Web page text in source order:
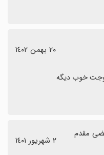
٢٠ بهمن ١٤٠٢
٢ شهریور ١٤٠١